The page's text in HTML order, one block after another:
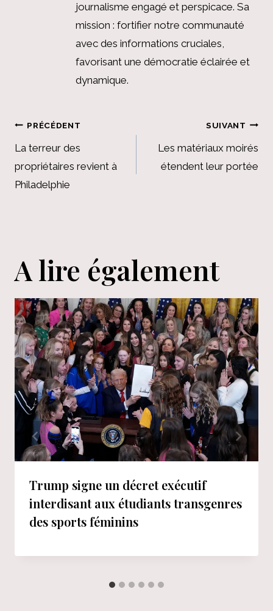
journalisme engagé et perspicace. Sa
mission : fortifier notre communauté
avec des informations cruciales,
favorisant une démocratie éclairée et
dynamique.
Navigation
de
l’article
PRÉCÉDENT
La terreur des
propriétaires revient à
Philadelphie
SUIVANT
Les matériaux moirés
étendent leur portée
A lire également
Trump signe un décret exécutif
interdisant aux étudiants transgenres
des sports féminins